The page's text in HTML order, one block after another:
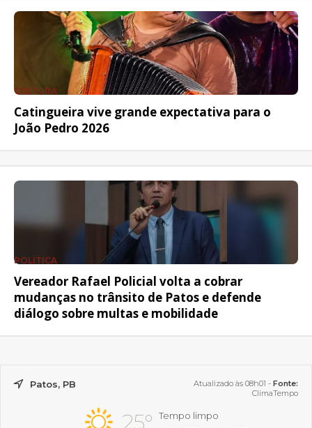
CULTURA
Catingueira vive grande expectativa para o
João Pedro 2026
POLÍTICA
Vereador Rafael Policial volta a cobrar
mudanças no trânsito de Patos e defende
diálogo sobre multas e mobilidade
Patos, PB Atualizado às 08h01 - Fonte:
ClimaTempo
Tempo limpo